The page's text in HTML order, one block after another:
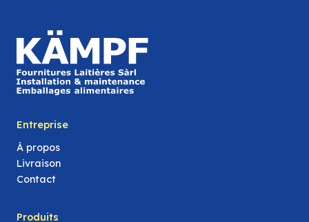
Entreprise
À propos
Livraison
Contact
Produits